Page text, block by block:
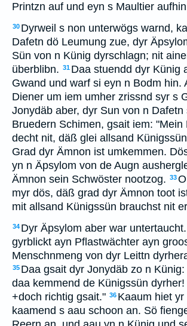
Printzn auf und eyn s Maultier
30 Dyrweil s non unterwögs warnd,
Dafetn dö Leumung zue, dyr
Sün von n Künig dyrschlagn; nit
überblibn. 31 Daa stuendd dyr Künig
Gwand und warf si eyn n Bodm hin.
Diener um iem umher zrissnd syr s
Jonydäb aber, dyr Sun von n Dafetn
Bruedern Schimen, gsait iem: "Mein
decht nit, däß glei allsand
Grad dyr Ämnon ist umkemmen.
yn n Äpsylom von de Augn
Ämnon sein Schwöster nootzog. 33
myr dös, däß grad dyr Ämnon toot
mit allsand Künigssün brauchst nit
34 Dyr Äpsylom aber war
gyrblickt ayn Pflastwächter ayn
Menschnmeng von dyr Leittn
35 Daa gsait dyr Jonydäb zo n
daa kemmend de Künigssün
+doch richtig gsait." 36 Kaaum hiet yr
kaamend s aau schoon an. Sö